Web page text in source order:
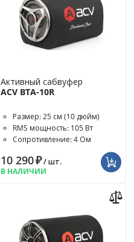
Активный сабвуфер
ACV BTA-10R
Размер: 25 см (10 дюйм)
RMS мощность: 105 Вт
Сопротивление: 4 Ом
10 290₽/ шт.
В НАЛИЧИИ